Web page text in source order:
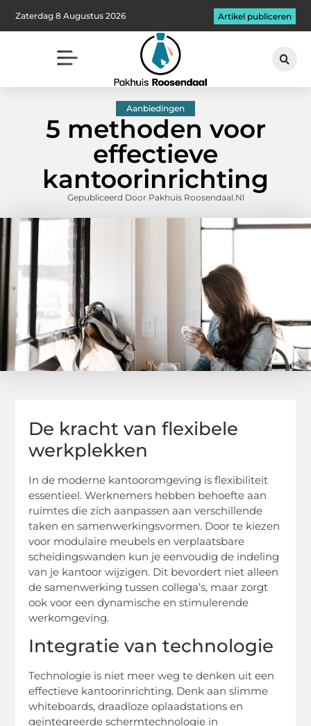
Zaterdag 8 Augustus 2026 Artikel publiceren
Aanbiedingen
5 methoden voor
effectieve
kantoorinrichting
Gepubliceerd Door Pakhuis Roosendaal.nl
De kracht van flexibele
werkplekken
In de moderne kantooromgeving is flexibiliteit
essentieel. Werknemers hebben behoefte aan
ruimtes die zich aanpassen aan verschillende
taken en samenwerkingsvormen. Door te kiezen
voor modulaire meubels en verplaatsbare
scheidingswanden kun je eenvoudig de indeling
van je kantoor wijzigen. Dit bevordert niet alleen
de samenwerking tussen collega’s, maar zorgt
ook voor een dynamische en stimulerende
werkomgeving.
Integratie van technologie
Technologie is niet meer weg te denken uit een
effectieve kantoorinrichting. Denk aan slimme
whiteboards, draadloze oplaadstations en
geïntegreerde schermtechnologie in